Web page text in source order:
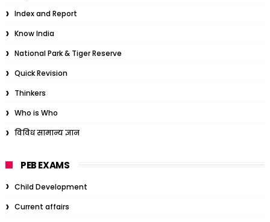
Index and Report
Know India
National Park & Tiger Reserve
Quick Revision
Thinkers
Who is Who
विविध सामान्य ज्ञान
PEB EXAMS
Child Development
Current affairs